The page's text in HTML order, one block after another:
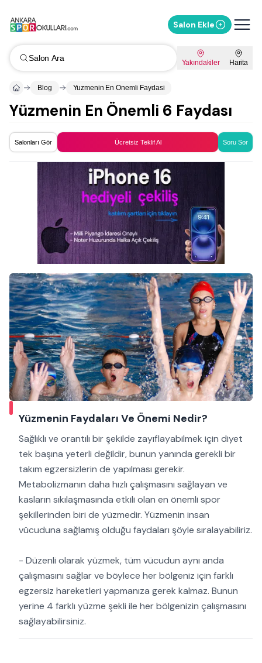
Salon Ekle
Salon Ara Yakındakiler Harita
Blog Yuzmenin En Onemli Faydasi
Yüzmenin En Önemli 6 Faydası
Salonları Gör Ücretsiz Teklif Al Soru Sor
Yüzmenin Faydaları Ve Önemi Nedir?
Sağlıklı ve orantılı bir şekilde zayıflayabilmek için diyet
tek başına yeterli değildir, bunun yanında gerekli bir
takım egzersizlerin de yapılması gerekir.
Metabolizmanın daha hızlı çalışmasını sağlayan ve
kasların sıkılaşmasında etkili olan en önemli spor
şekillerinden biri de yüzmedir. Yüzmenin insan
vücuduna sağlamış olduğu faydaları şöyle sıralayabiliriz.
- Düzenli olarak yüzmek, tüm vücudun aynı anda
çalışmasını sağlar ve böylece her bölgeniz için farklı
egzersiz hareketleri yapmanıza gerek kalmaz. Bunun
yerine 4 farklı yüzme şekli ile her bölgenizin çalışmasını
sağlayabilirsiniz.